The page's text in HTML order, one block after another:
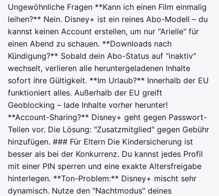
Ungewöhnliche Fragen **Kann ich einen Film einmalig
leihen?** Nein. Disney+ ist ein reines Abo-Modell – du
kannst keinen Account erstellen, um nur "Arielle" für
einen Abend zu schauen. **Downloads nach
Kündigung?** Sobald dein Abo-Status auf "inaktiv"
wechselt, verlieren alle heruntergeladenen Inhalte
sofort ihre Gültigkeit. **Im Urlaub?** Innerhalb der EU
funktioniert alles. Außerhalb der EU greift
Geoblocking – lade Inhalte vorher herunter!
**Account-Sharing?** Disney+ geht gegen Passwort-
Teilen vor. Die Lösung: "Zusatzmitglied" gegen Gebühr
hinzufügen. ### Für Eltern Die Kindersicherung ist
besser als bei der Konkurrenz. Du kannst jedes Profil
mit einer PIN sperren und eine exakte Altersfreigabe
hinterlegen. **Ton-Problem:** Disney+ mischt sehr
dynamisch. Nutze den "Nachtmodus" deines